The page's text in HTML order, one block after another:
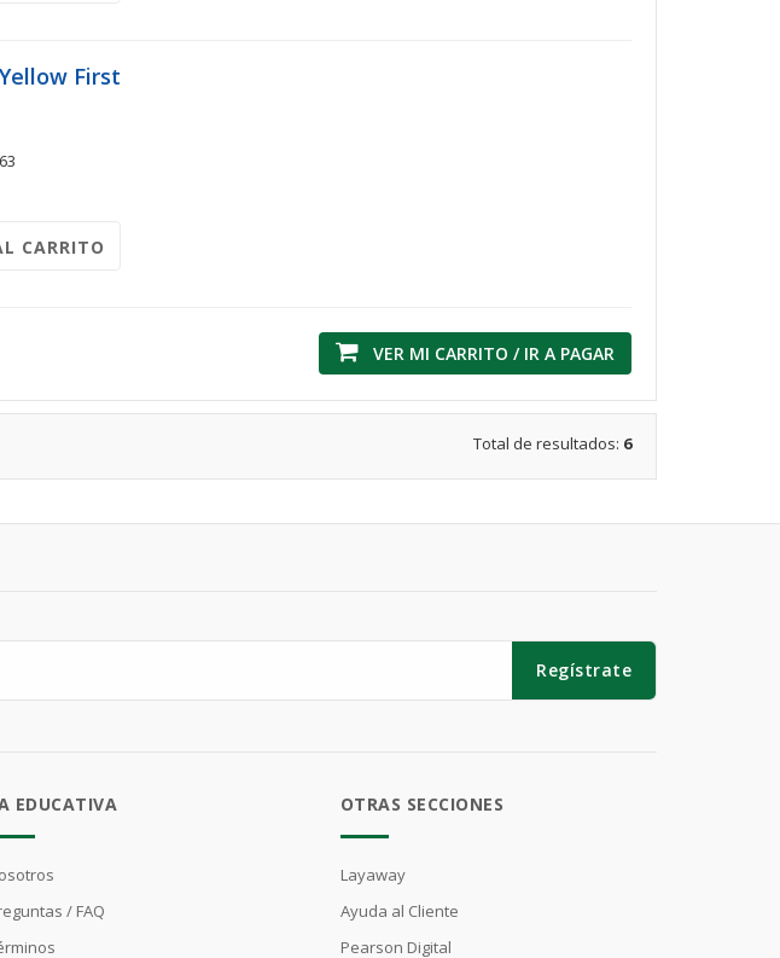
First
CARRITO
VER MI CARRITO / IR A PAGAR
Total de resultados: 6
Regístrate
EDUCATIVA
/ FAQ
OTRAS SECCIONES
Layaway
Ayuda al Cliente
Pearson Digital